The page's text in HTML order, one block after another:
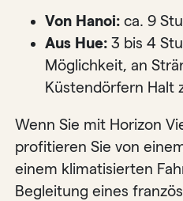
Von Hanoi: ca. 9
Aus Hue: 3 bis 4
Möglichkeit, an
Küstendörfern Halt
Wenn Sie mit Horizon
profitieren Sie von
einem klimatisierten
Begleitung eines